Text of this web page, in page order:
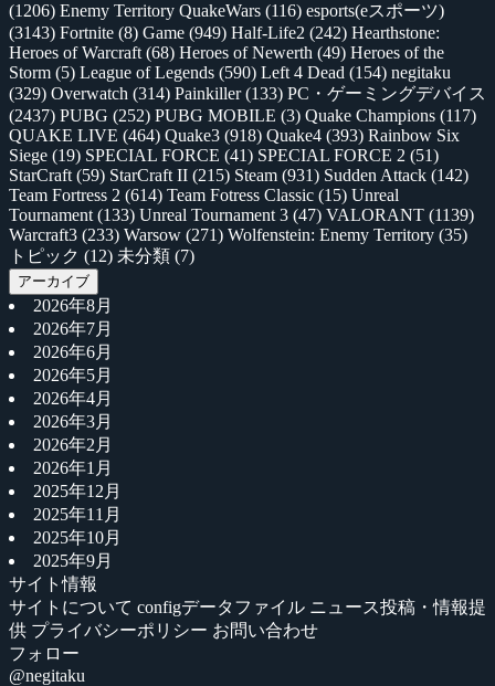
(1206) Enemy Territory QuakeWars (116) esports(eスポーツ)
(3143) Fortnite (8) Game (949) Half-Life2 (242) Hearthstone:
Heroes of Warcraft (68) Heroes of Newerth (49) Heroes of the
Storm (5) League of Legends (590) Left 4 Dead (154) negitaku
(329) Overwatch (314) Painkiller(133) PC・ゲーミングデバイス
(2437) PUBG (252) PUBG MOBILE (3) Quake Champions (117)
QUAKE LIVE (464) Quake3 (918) Quake4 (393) Rainbow Six
Siege (19) SPECIAL FORCE (41) SPECIAL FORCE 2 (51)
StarCraft (59) StarCraft II (215) Steam (931) Sudden Attack (142)
Team Fortress 2 (614) Team Fotress Classic (15) Unreal
Tournament (133) Unreal Tournament 3 (47) VALORANT (1139)
Warcraft3 (233) Warsow (271) Wolfenstein: Enemy Territory (35)
トピック (12) 未分類 (7)
アーカイブ
2026年8月
2026年7月
2026年6月
2026年5月
2026年4月
2026年3月
2026年2月
2026年1月
2025年12月
2025年11月
2025年10月
2025年9月
サイト情報
サイトについて configデータファイル ニュース投稿・情報提
供 プライバシーポリシー お問い合わせ
フォロー
@negitaku